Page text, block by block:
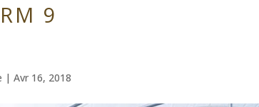
9
|Avr 16, 2018